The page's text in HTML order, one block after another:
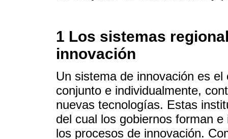
1 Los sistemas
innovación
Un sistema de innovación es
conjunto e individualmente,
nuevas tecnologías. Estas
del cual los gobiernos forman
los procesos de innovación.